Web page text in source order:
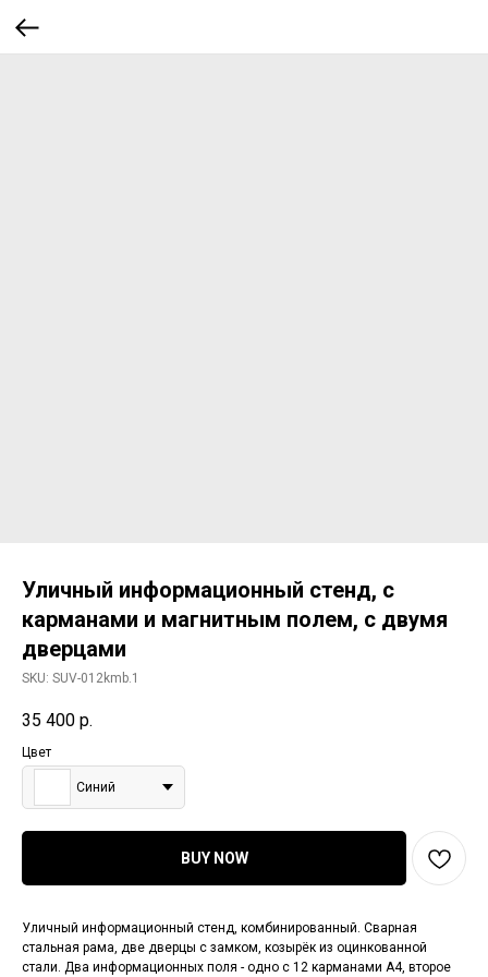
Уличный информационный стенд, с
карманами и магнитным полем, с двумя
дверцами
SKU: SUV-012kmb.1
35 400 р.
Цвет
Синий
BUY NOW
Уличный информационный стенд, комбинированный. Сварная
стальная рама, две дверцы с замком, козырёк из оцинкованной
стали. Два информационных поля - одно с 12 карманами А4, второе